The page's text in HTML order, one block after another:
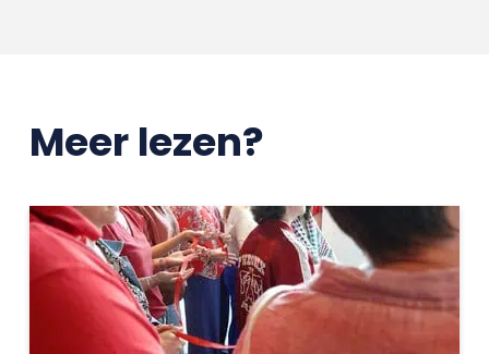
Meer lezen?